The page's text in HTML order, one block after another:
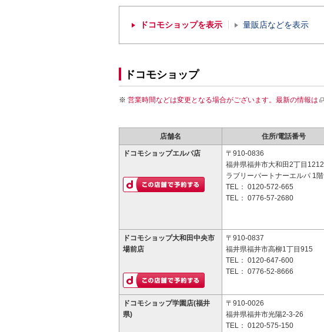
ドコモショップを表示 量販店などを表示
ドコモショップ
営業時間などは変更となる場合がございます。最新の情報は
店舗名 住所/電話番号
ドコモショップエルパ店
〒910-0836
福井県福井市大和田2丁目1212
ラブリーパートナーエルパ 1階
TEL： 0120-572-665
TEL： 0776-57-2680
ドコモショップ大和田中央市
場前店
〒910-0837
福井県福井市高柳1丁目915
TEL： 0120-647-600
TEL： 0776-52-8666
ドコモショップ学園店(福井
県)
〒910-0026
福井県福井市光陽2-3-26
TEL： 0120-575-150